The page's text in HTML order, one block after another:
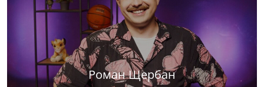
Роман Щербан